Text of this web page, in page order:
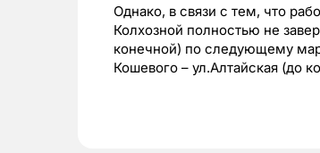
Однако, в связи с тем, что
Колхозной полностью не
конечной) по следующему
Кошевого – ул.Алтайская (до